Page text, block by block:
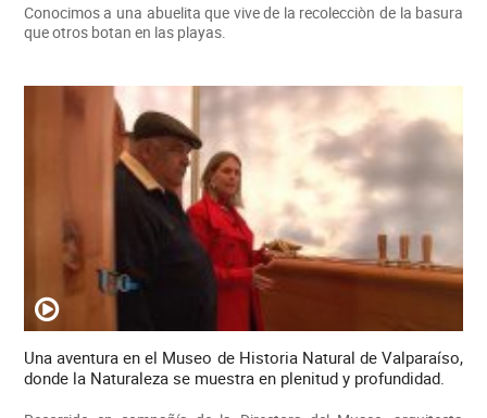
Conocimos a una abuelita que vive de la recolecciòn de la basura
que otros botan en las playas.
Una aventura en el Museo de Historia Natural de Valparaíso,
donde la Naturaleza se muestra en plenitud y profundidad.